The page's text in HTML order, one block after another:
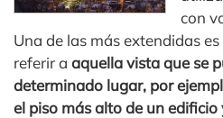
con
Una de las más extendidas
referir a aquella vista que se
determinado lugar, por
el piso más alto de un